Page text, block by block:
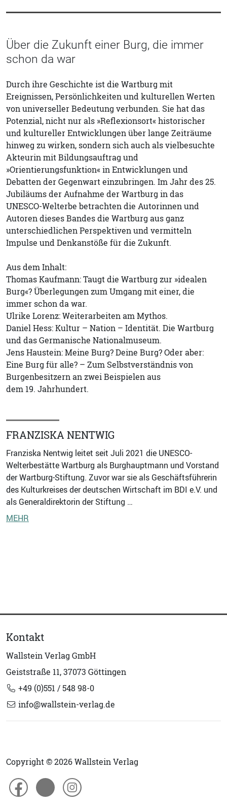
Über die Zukunft einer Burg, die immer
schon da war
Durch ihre Geschichte ist die Wartburg mit
Ereignissen, Persönlichkeiten und kulturellen Werten
von universeller Bedeutung verbunden. Sie hat das
Potenzial, nicht nur als »Reflexionsort« historischer
und kultureller Entwicklungen über lange Zeiträume
hinweg zu wirken, sondern sich auch als vielbesuchte
Akteurin mit Bildungsauftrag und
»Orientierungsfunktion« in Entwicklungen und
Debatten der Gegenwart einzubringen. Im Jahr des 25.
Jubiläums der Aufnahme der Wartburg in das
UNESCO-Welterbe betrachten die Autorinnen und
Autoren dieses Bandes die Wartburg aus ganz
unterschiedlichen Perspektiven und vermitteln
Impulse und Denkanstöße für die Zukunft.
Aus dem Inhalt:
Thomas Kaufmann: Taugt die Wartburg zur »idealen
Burg«? Überlegungen zum Umgang mit einer, die
immer schon da war.
Ulrike Lorenz: Weiterarbeiten am Mythos.
Daniel Hess: Kultur – Nation – Identität. Die Wartburg
und das Germanische Nationalmuseum.
Jens Haustein: Meine Burg? Deine Burg? Oder aber:
Eine Burg für alle? – Zum Selbstverständnis von
Burgenbesitzern an zwei Beispielen aus
dem 19. Jahrhundert.
FRANZISKA NENTWIG
Franziska Nentwig leitet seit Juli 2021 die UNESCO-
Welterbestätte Wartburg als Burghauptmann und Vorstand
der Wartburg-Stiftung. Zuvor war sie als Geschäftsführerin
des Kulturkreises der deutschen Wirtschaft im BDI e.V. und
als Generaldirektorin der Stiftung …
MEHR
Kontakt
Wallstein Verlag GmbH
Geiststraße 11, 37073 Göttingen
+49 (0)551 / 548 98-0
info@wallstein-verlag.de
Copyright © 2026 Wallstein Verlag